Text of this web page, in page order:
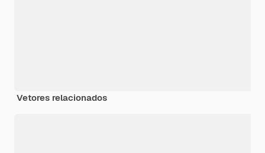
Vetores relacionados